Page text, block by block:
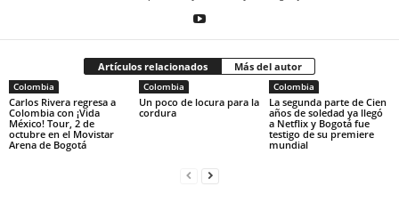
Artículos relacionados Más del autor
Colombia
Carlos Rivera regresa a
Colombia con ¡Vida
México! Tour, 2 de
octubre en el Movistar
Arena de Bogotá
Colombia
Un poco de locura para la
cordura
Colombia
La segunda parte de Cien
años de soledad ya llegó
a Netflix y Bogotá fue
testigo de su premiere
mundial